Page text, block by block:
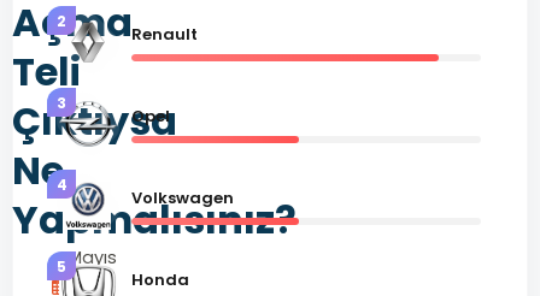
Açma
Teli
Çıktıysa
Ne
Yapmalısınız?
Mayıs
6,
2
Renault
3
Opel
4
Volkswagen
5
Honda